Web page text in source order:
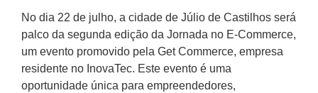
No dia 22 de julho, a cidade de Júlio de Castilhos será
palco da segunda edição da Jornada no E-Commerce,
um evento promovido pela Get Commerce, empresa
residente no InovaTec. Este evento é uma
oportunidade única para empreendedores,